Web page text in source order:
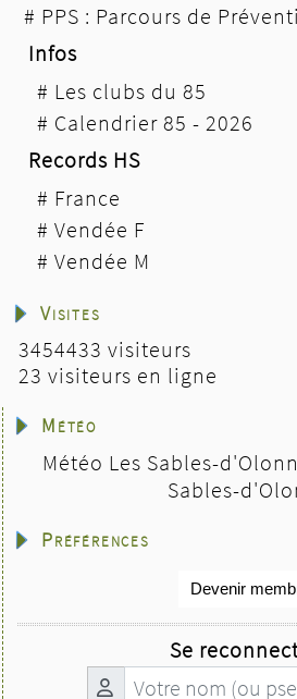
# PPS : Parcours de
Infos
# Les clubs du 85
# Calendrier 85 - 2026
Records HS
# France
# Vendée F
# Vendée M
Visites
3454433 visiteurs
23 visiteurs en ligne
Météo
Météo Les Sables-
Sables-
Préférences
Devenir
Se